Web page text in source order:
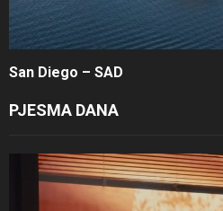
San Diego – SAD
PJESMA DANA